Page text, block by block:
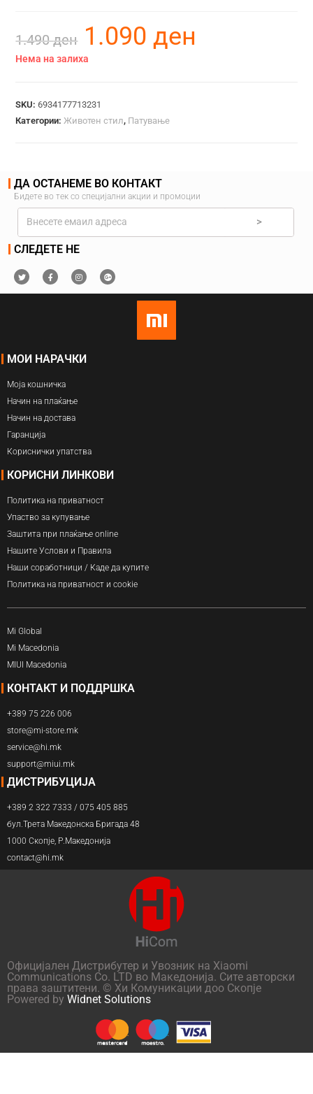
1.490ден 1.090ден
Нема на залиха
SKU:6934177713231
Категории: Животен стил, Патување
ДА ОСТАНЕМЕ ВО КОНТАКТ
Бидете во тек со специјални акции и промоции
>
СЛЕДЕТЕ НЕ
МОИ НАРАЧКИ
Моја кошничка
Начин на плаќање
Начин на достава
Гаранција
Кориснички упатства
КОРИСНИ ЛИНКОВИ
Политика на приватност
Упаство за купување
Заштита при плаќање online
Нашите Услови и Правила
Наши соработници / Каде да купите
Политика на приватност и cookie
Mi Global
Mi Macedonia
MIUI Macedonia
КОНТАКТ И ПОДДРШКА
+389 75 226 006
store@mi-store.mk
service@hi.mk
support@miui.mk
ДИСТРИБУЦИЈА
+389 2 322 7333 / 075 405 885
бул.Трета Македонска Бригада 48
1000 Скопје, Р.Македонија
contact@hi.mk
Официјален Дистрибутер и Увозник на Xiaomi
Communications Co. LTD во Македонија. Сите авторски
права заштитени. © Хи Комуникации доо Скопје
Powered by Widnet Solutions